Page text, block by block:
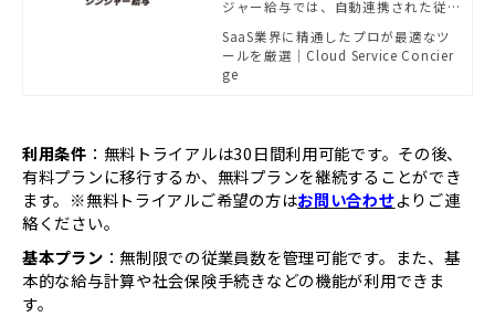
powered by Cloud Servic
e Concierge
ジャー給与では、自動連携された従
計算‧賞与計算ができます。 蓄積し
た給与データを元に月変計算‧年末
調整も可能で、システム内で年間の
SaaS業界に精通したプロが最適なツ
ールを厳選｜Cloud Service Concier
ge
利用条件 ：無料トライアルは30日間利用可能です。その後、
有料プランに移行するか、無料プランを継続することができ
ます。※無料トライアルご希望の方はお問い合わせよりご連
絡ください。
基本プラン ：無制限での従業員数を管理可能です。また、基
本的な給与計算や社会保険手続きなどの機能が利用できま
す。